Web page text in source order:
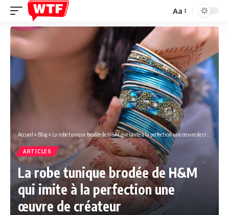
Font
Resizer
Aa
Accueil » Blog » La robe tunique brodée de H&M qui imite à la perfection une œuvre de créateur
ARTICLES
La robe tunique brodée de H&M
qui imite à la perfection une
œuvre de créateur